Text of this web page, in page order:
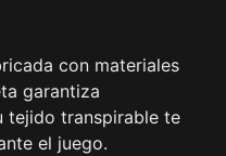
con materiales
garantiza
tejido transpirable te
el juego.